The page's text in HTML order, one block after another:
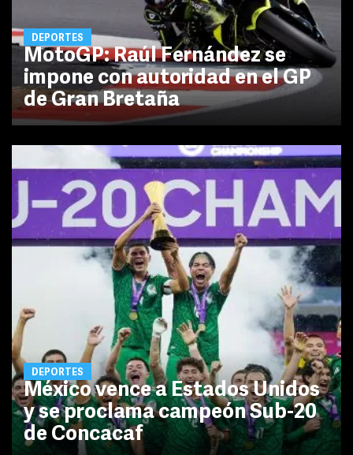
DEPORTES
MotoGP: Raúl Fernández se
impone con autoridad en el GP
de Gran Bretaña
DEPORTES
México vence a Estados Unidos
y se proclama campeón Sub-20
de Concacaf